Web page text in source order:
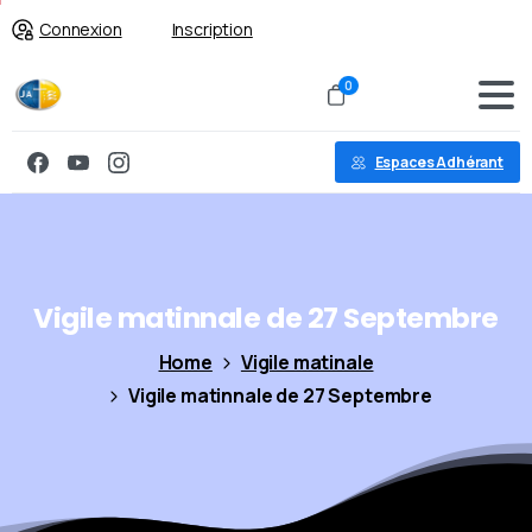
Connexion Inscription
0
Espaces Adhérant
Vigilematinnalede27Septembre
Home
Vigile matinale
Vigile matinnale de 27 Septembre